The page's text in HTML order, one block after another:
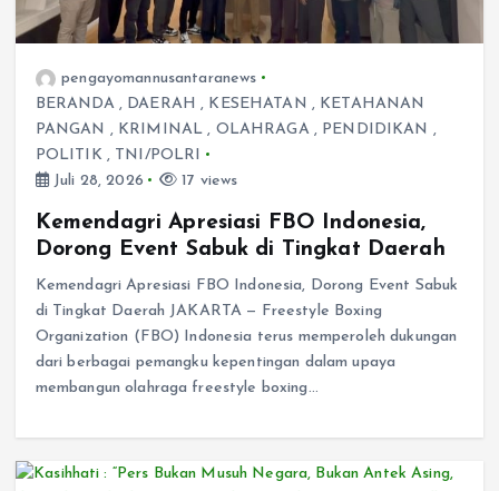
pengayomannusantaranews
BERANDA, DAERAH , KESEHATAN , KETAHANAN
PANGAN , KRIMINAL , OLAHRAGA, PENDIDIKAN ,
POLITIK , TNI/POLRI
Juli 28, 2026
17 views
Kemendagri Apresiasi FBO Indonesia,
Dorong Event Sabuk di Tingkat Daerah
Kemendagri Apresiasi FBO Indonesia, Dorong Event Sabuk
di Tingkat Daerah JAKARTA — Freestyle Boxing
Organization (FBO) Indonesia terus memperoleh dukungan
dari berbagai pemangku kepentingan dalam upaya
membangun olahraga freestyle boxing…